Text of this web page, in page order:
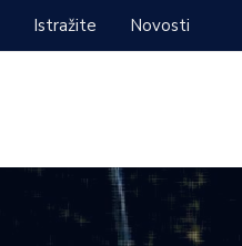
Istražite Novosti